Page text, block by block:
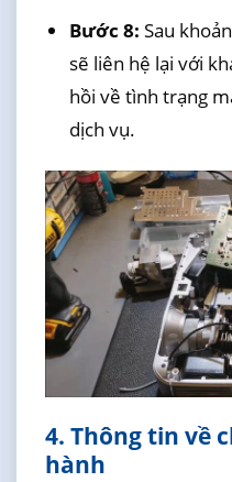
Bước 8: Sau
sẽ liên hệ lại với
hồi về tình trạng
dịch vụ.
4. Thông tin về
hành